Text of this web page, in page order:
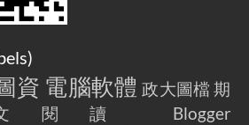
)
資 電腦軟體 政大圖檔 期
閱讀
Blogger